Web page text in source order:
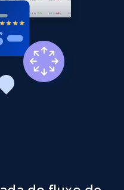
Comece agora
URL
id, Title, Rating,